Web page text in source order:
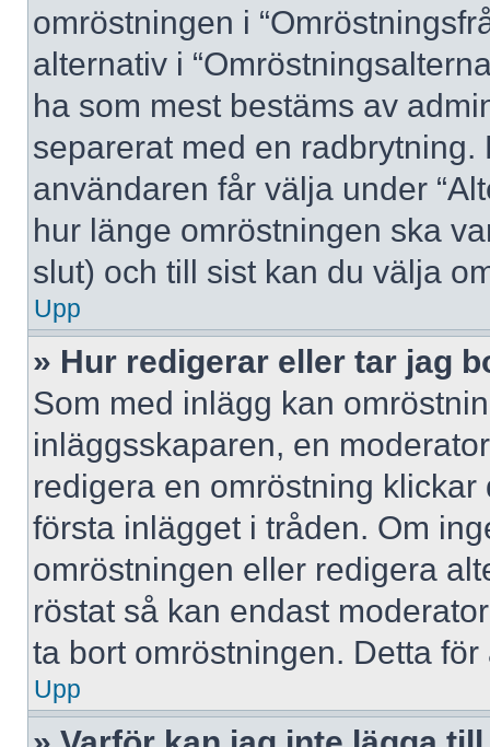
omröstningen i
alternativ i
ha som mest bestäms av
separerat med en
användaren får välja under
hur länge omröstningen ska
slut) och till sist kan du välja
Upp
» Hur redigerar eller tar jag
Som med inlägg kan
inläggsskaparen, en
redigera en omröstning
första inlägget i tråden. Om
omröstningen eller redigera
röstat så kan endast
ta bort omröstningen. Detta
Upp